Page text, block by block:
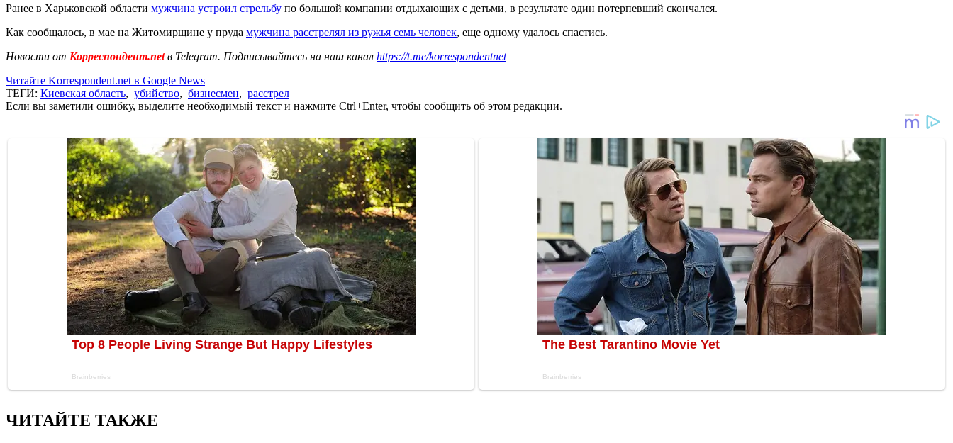
Ранее в Харьковской области мужчина устроил стрельбу по большой компании отдыхающих с детьми, в результате один потерпевший скончался.
Как сообщалось, в мае на Житомирщине у пруда мужчина расстрелял из ружья семь человек, еще одному удалось спастись.
Новости от Корреспондент.netв Telegram. Подписывайтесь на наш канал https://t.me/korrespondentnet
Читайте Korrespondent.net в Google News
ТЕГИ: Киевская область, убийство, бизнесмен, расстрел
Если вы заметили ошибку, выделите необходимый текст и нажмите Ctrl+Enter, чтобы сообщить об этом редакции.
ЧИТАЙТЕ ТАКЖЕ